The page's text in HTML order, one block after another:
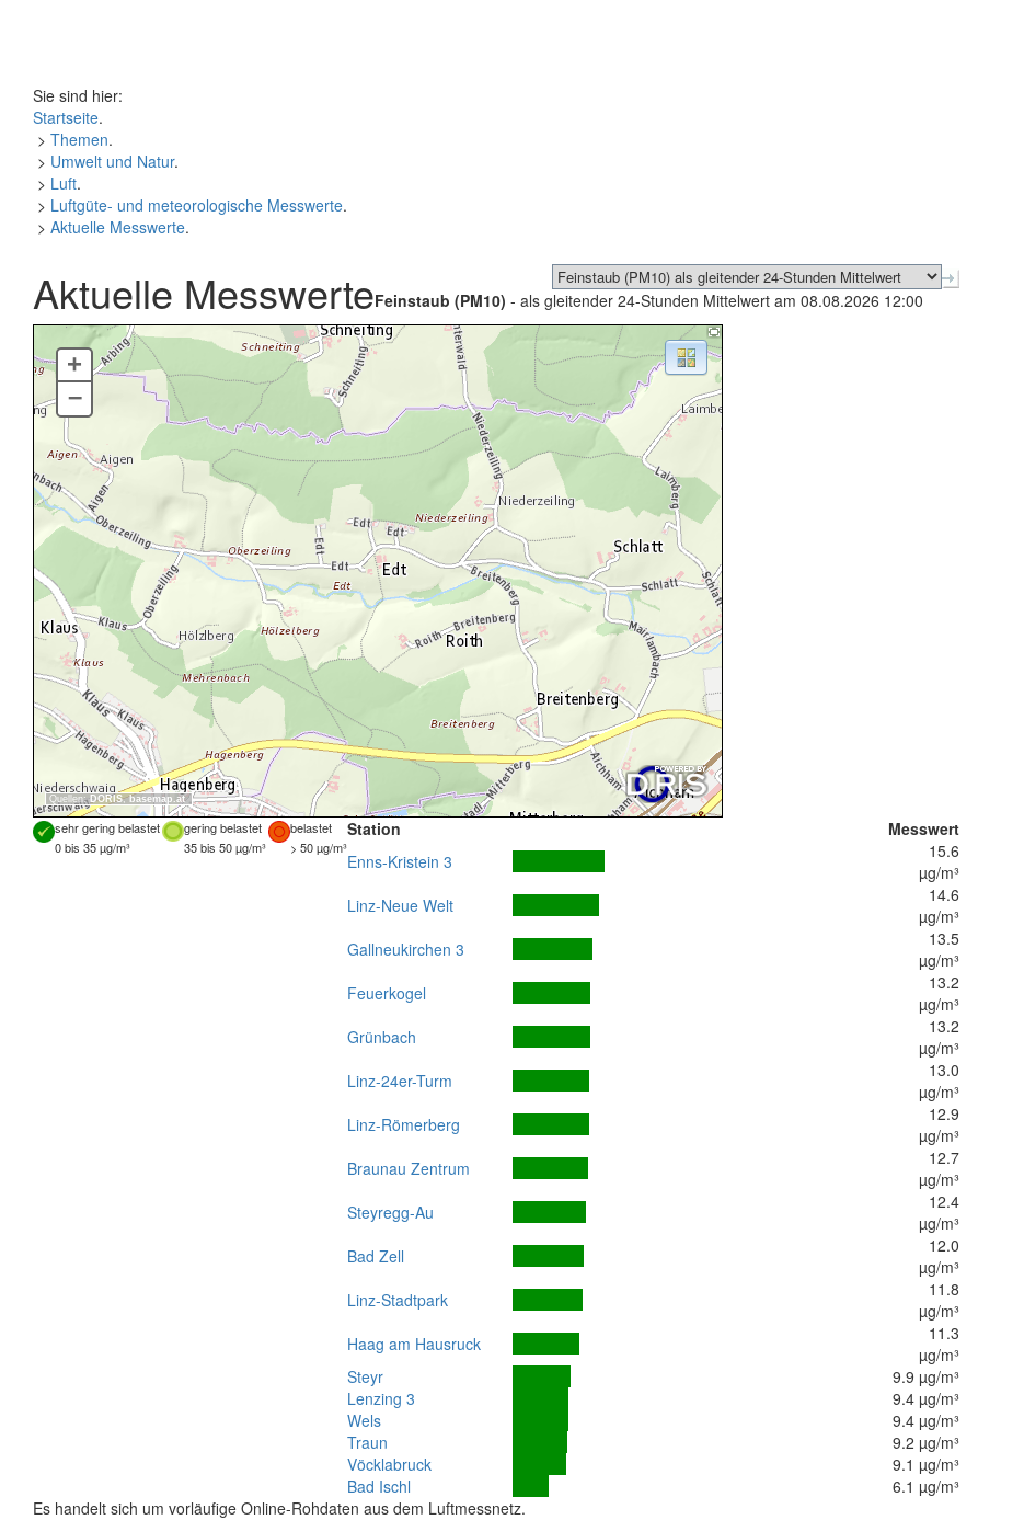
Sie sind hier:
Startseite.
> Themen.
> Umwelt und Natur.
> Luft.
> Luftgüte- und meteorologische Messwerte.
> Aktuelle Messwerte.
Aktuelle MesswerteFeinstaub (PM10) - als gleitender 24-Stunden Mittelwert am 08.08.2026 12:00
Quellen: DORIS,basemap.at
+
–
sehr gering belastet gering belastet
belastet
0 bis 35 µg/m³
35 bis 50 µg/m³ > 50 µg/m³
Station
Messwert
Enns-Kristein 3
15.6
µg/m³
Linz-Neue Welt
14.6
µg/m³
Gallneukirchen 3
13.5
µg/m³
Feuerkogel
13.2
µg/m³
Grünbach
13.2
µg/m³
Linz-24er-Turm
13.0
µg/m³
Linz-Römerberg
12.9
µg/m³
Braunau Zentrum
12.7
µg/m³
Steyregg-Au
12.4
µg/m³
Bad Zell
12.0
µg/m³
Linz-Stadtpark
11.8
µg/m³
Haag am Hausruck
11.3
µg/m³
Steyr
9.9 µg/m³
Lenzing 3
9.4 µg/m³
Wels
9.4 µg/m³
Traun
9.2 µg/m³
Vöcklabruck
9.1 µg/m³
Bad Ischl
6.1 µg/m³
Es handelt sich um vorläufige Online-Rohdaten aus dem Luftmessnetz.